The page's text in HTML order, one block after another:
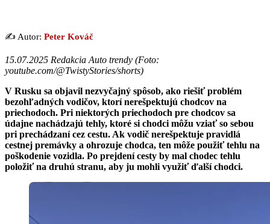
✍️ Autor: Peter Kováč
15.07.2025 Redakcia Auto trendy (Foto:
youtube.com/@TwistyStories/shorts)
V Rusku sa objavil nezvyčajný spôsob, ako riešiť problém
bezohľadných vodičov, ktorí nerešpektujú chodcov na
priechodoch. Pri niektorých priechodoch pre chodcov sa
údajne nachádzajú tehly, ktoré si chodci môžu vziať so sebou
pri prechádzaní cez cestu. Ak vodič nerešpektuje pravidlá
cestnej premávky a ohrozuje chodca, ten môže použiť tehlu na
poškodenie vozidla. Po prejdení cesty by mal chodec tehlu
položiť na druhú stranu, aby ju mohli využiť ďalší chodci.